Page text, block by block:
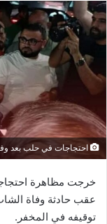
احتجاجات في حلب بعد
خرجت مظاهرة
عقب حادثة وفاة
توقيفه في المخفر.